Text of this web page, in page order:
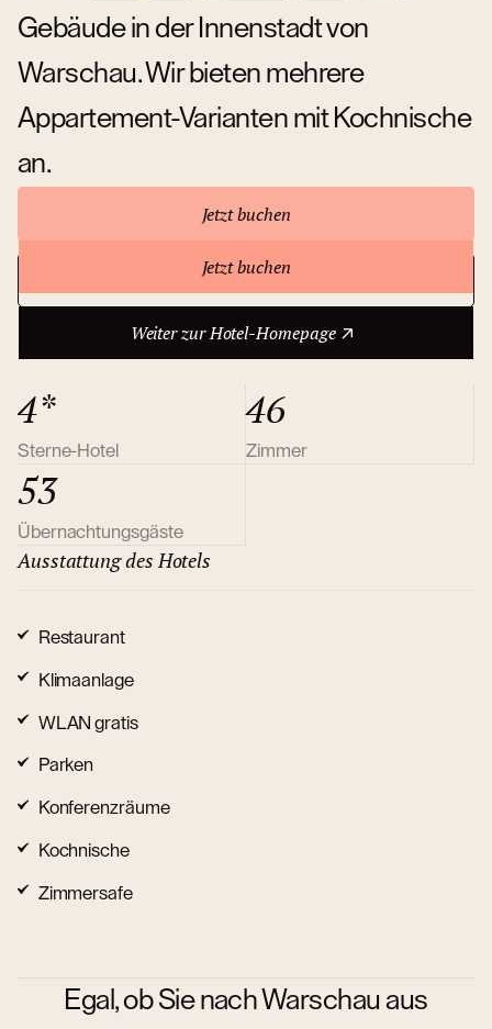
Gebäude in der Innenstadt von
Warschau. Wir bieten mehrere
Appartement-Varianten mit Kochnische
an.
Jetzt buchen
Jetzt buchen
Weiter zur Hotel-Homepage
Weiter zur Hotel-Homepage
Über das Hotel
4*
Sterne-Hotel
46
Zimmer
53
Übernachtungsgäste
Ausstattung des Hotels
Restaurant
Klimaanlage
WLAN gratis
Parken
Konferenzräume
Kochnische
Zimmersafe
Egal, ob Sie nach Warschau aus